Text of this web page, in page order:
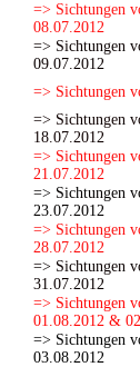
=> Sichtungen
08.07.2012
=> Sichtungen
09.07.2012
=> Sichtungen
=> Sichtungen
18.07.2012
=> Sichtungen
21.07.2012
=> Sichtungen
23.07.2012
=> Sichtungen
28.07.2012
=> Sichtungen
31.07.2012
=> Sichtungen
01.08.2012 &
=> Sichtungen
03.08.2012